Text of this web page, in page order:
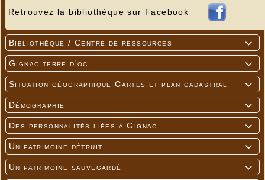
Retrouvez la bibliothèque sur Facebook

Bibliothèque / Centre de ressources

Gignac terre d'oc

Situation géographique Cartes et plan cadastral

Démographie

Des personnalités liées à Gignac

Un patrimoine détruit

Un patrimoine sauvegardé